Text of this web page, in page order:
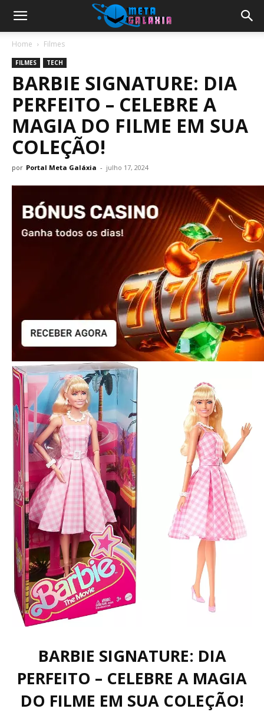
Home Filmes
FILMES TECH
BARBIE SIGNATURE: DIA
PERFEITO – CELEBRE A
MAGIA DO FILME EM SUA
COLEÇÃO!
por Portal Meta Galáxia - julho 17, 2024
BARBIE SIGNATURE: DIA
PERFEITO – CELEBRE A MAGIA
DO FILME EM SUA COLEÇÃO!